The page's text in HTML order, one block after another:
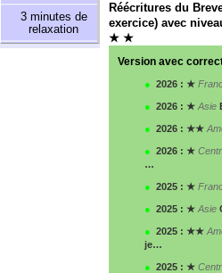
3 minutes de
relaxation
Réécritures du
exercice) avec
★ ★
Version avec
● 2026 : ★
● 2026 : ★ Asie
● 2026 : ★★
● 2026 : ★
…
● 2025 : ★
● 2025 : ★ Asie
● 2025 : ★★
je…
● 2025 : ★